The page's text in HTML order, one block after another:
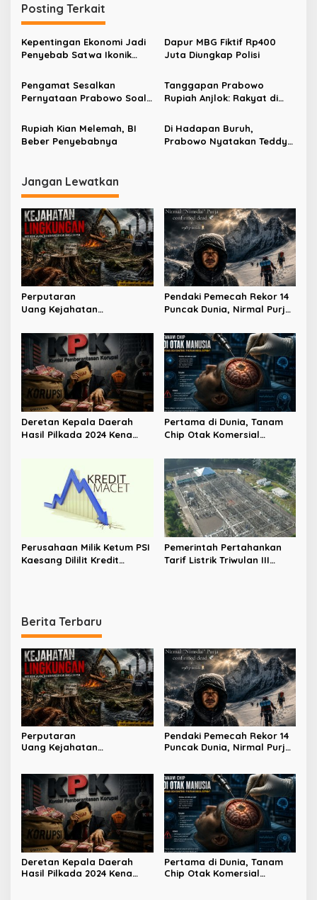
a
s
i
o
Posting Terkait
Kepentingan Ekonomi Jadi
Penyebab Satwa Ikonik
Dapur MBG Fiktif Rp400
Juta Diungkap Polisi
Pengamat Sesalkan
Pernyataan Prabowo Soal
Dolar Bagi Masyarakat
Desa
Tanggapan Prabowo
Rupiah Anjlok: Rakyat di
Kok
Rupiah Kian Melemah, BI
Beber Penyebabnya
Di Hadapan Buruh,
Prabowo Nyatakan Teddy
Jangan Lewatkan
Perputaran
Uang Kejahatan
Triliun
Pendaki Pemecah Rekor 14
Puncak Dunia, Nirmal Purja
Deretan Kepala Daerah
Hasil Pilkada 2024 Kena
Pertama di Dunia, Tanam
Chip Otak Komersial
Perusahaan Milik Ketum PSI
Kaesang Dililit Kredit
Pemerintah Pertahankan
Tarif Listrik Triwulan III
Berita Terbaru
Perputaran
Uang Kejahatan
Pendaki Pemecah Rekor 14
Puncak Dunia, Nirmal Purja
Deretan Kepala Daerah
Hasil Pilkada 2024 Kena
Pertama di Dunia, Tanam
Chip Otak Komersial